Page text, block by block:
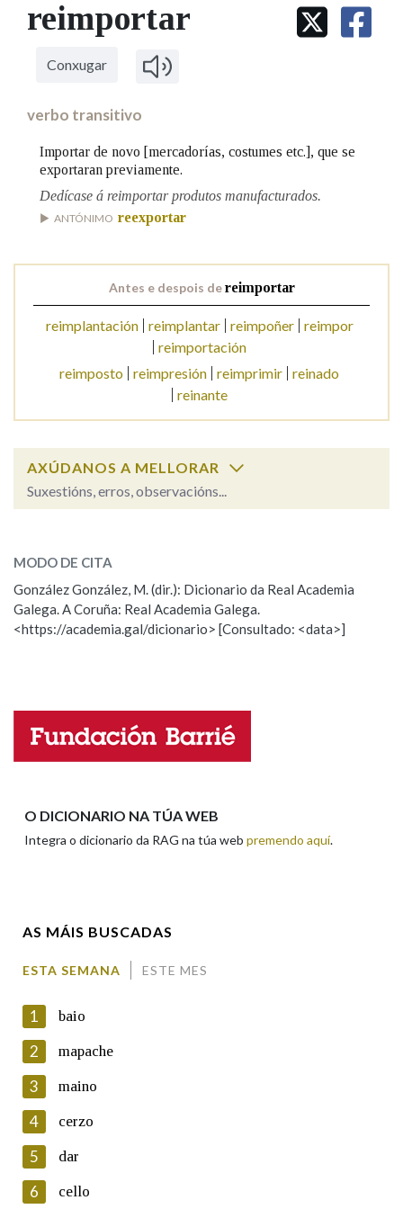
IDENTIDADE CORPORATIVA
MARCIAL DEL ADALID
FIGURAS HOMENAXEADAS
Facebook
TwitterYoutubeInstagram
Bluesky
BUSCAR NOS LEMAS
Comeza por
Contén
Nos exemplos
Na fraseoloxía
Marcas gramaticais
Pertence a
LIMPAR
reimportar
Conxugar
verbo transitivo
Importar de novo [mercadorías, costumes etc.], que se
exportaran previamente.
Dedícase á reimportar produtos manufacturados.
ANTÓNIMO reexportar
Antes e despois dereimportar
reimplantación reimplantar reimpoñer
reimpor
reimportación
reimposto reimpresión reimprimir reinado
reinante
AXÚDANOS A MELLORAR
Suxestións, erros, observacións...
ESCOLLE UNHA OPCIÓN:
Observación Hai un erro na palabra
Propoño mellorar a definición
Nome
En cumprimento da normativa vixente en materia de
Protección de Datos de Carácter Persoal, a Real Academia
Galega informa a aqueles usuarios que faciliten o seu correo
electrónico, así como calquera outra información de carácter
persoal, que estes datos serán obxecto de tratamento
automatizado de carácter confidencial e incorporados aos seus
ficheiros informáticos. Así mesmo, os usuarios poderán exercer o
MODO DE CITA
González González, M. (dir.): Dicionario da Real Academia
Galega. A Coruña: Real Academia Galega.
<https://academia.gal/dicionario> [Consultado: <data>]
O DICIONARIO NA TÚA WEB
Integra o dicionario da RAG na túa web premendo aquí.
AS MÁIS BUSCADAS
ESTA SEMANA ESTE MES
1 baio
2 mapache
3 maino
4 cerzo
5 dar
6 cello